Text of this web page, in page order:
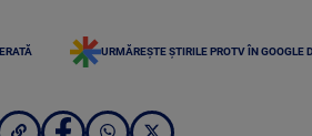
URMĂREȘTE ȘTIRILE PROTV ÎN GOOGLE